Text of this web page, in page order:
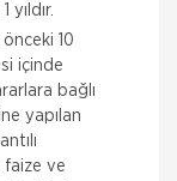
10
içinde
bağlı
yapılan
faize ve